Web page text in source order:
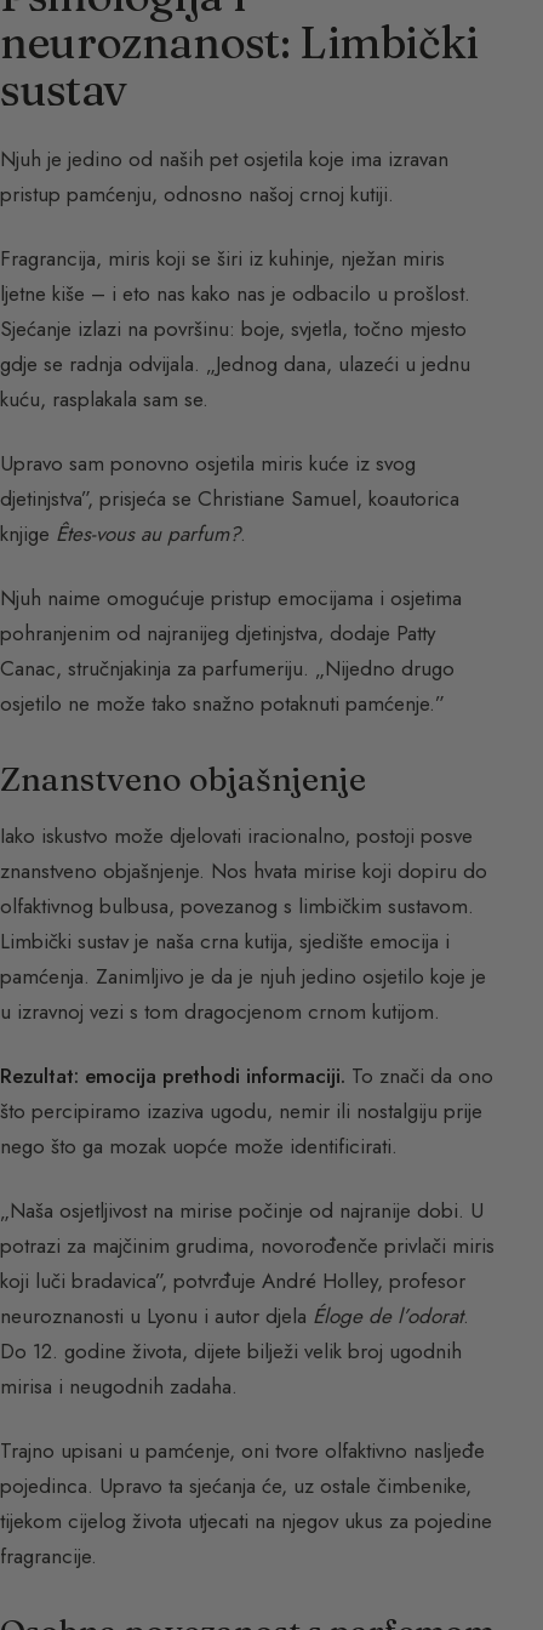
neuroznanost: Limbički
sustav
Njuh je jedino od naših pet osjetila koje ima izravan
pristup pamćenju, odnosno našoj crnoj kutiji.
Fragrancija, miris koji se širi iz kuhinje, nježan miris
ljetne kiše – i eto nas kako nas je odbacilo u prošlost.
Sjećanje izlazi na površinu: boje, svjetla, točno mjesto
gdje se radnja odvijala. „Jednog dana, ulazeći u jednu
kuću, rasplakala sam se.
Upravo sam ponovno osjetila miris kuće iz svog
djetinjstva”, prisjeća se Christiane Samuel, koautorica
knjige Êtes-vous au parfum?.
Njuh naime omogućuje pristup emocijama i osjetima
pohranjenim od najranijeg djetinjstva, dodaje Patty
Canac, stručnjakinja za parfumeriju. „Nijedno drugo
osjetilo ne može tako snažno potaknuti pamćenje.”
Znanstveno objašnjenje
Iako iskustvo može djelovati iracionalno, postoji posve
znanstveno objašnjenje. Nos hvata mirise koji dopiru do
olfaktivnog bulbusa, povezanog s limbičkim sustavom.
Limbički sustav je naša crna kutija, sjedište emocija i
pamćenja. Zanimljivo je da je njuh jedino osjetilo koje je
u izravnoj vezi s tom dragocjenom crnom kutijom.
Rezultat: emocija prethodi informaciji. To znači da ono
što percipiramo izaziva ugodu, nemir ili nostalgiju prije
nego što ga mozak uopće može identificirati.
„Naša osjetljivost na mirise počinje od najranije dobi. U
potrazi za majčinim grudima, novorođenče privlači miris
koji luči bradavica”, potvrđuje André Holley, profesor
neuroznanosti u Lyonu i autor djela Éloge de l’odorat.
Do 12. godine života, dijete bilježi velik broj ugodnih
mirisa i neugodnih zadaha.
Trajno upisani u pamćenje, oni tvore olfaktivno nasljeđe
pojedinca. Upravo ta sjećanja će, uz ostale čimbenike,
tijekom cijelog života utjecati na njegov ukus za pojedine
fragrancije.